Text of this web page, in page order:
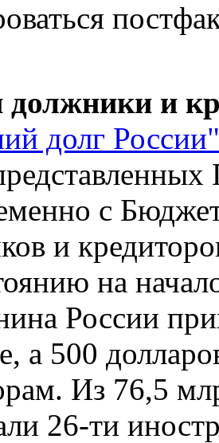
и
долг России"
с
и
на
России
а 500
Из 76,5
26-ти